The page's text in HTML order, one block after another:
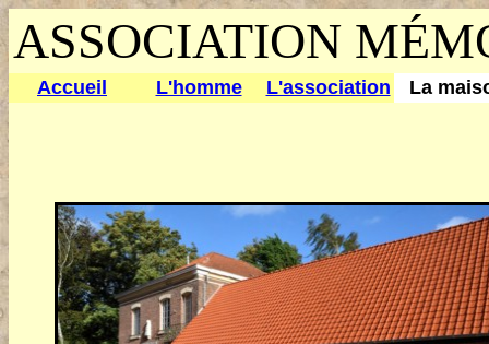
ASSOCIATION
Accueil L'homme L'association La